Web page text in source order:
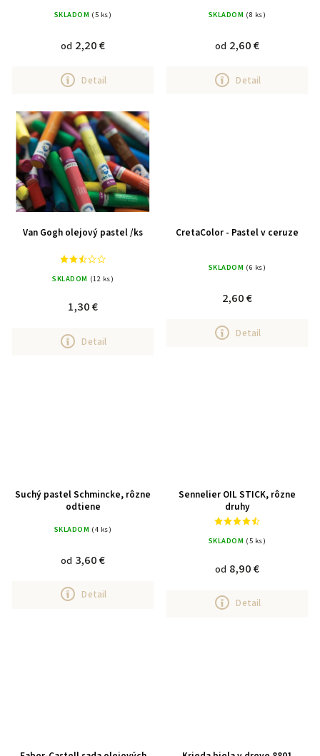
SKLADOM (5 ks)
od 2,20 €
Detail
SKLADOM (8 ks)
od 2,60 €
Detail
Van Gogh olejový pastel /ks
SKLADOM (12 ks)
1,30 €
Detail
CretaColor - Pastel v ceruze
SKLADOM (6 ks)
2,60 €
Detail
Suchý pastel Schmincke, rôzne
odtiene
SKLADOM (4 ks)
od 3,60 €
Detail
Sennelier OIL STICK, rôzne
druhy
SKLADOM (5 ks)
od 8,90 €
Detail